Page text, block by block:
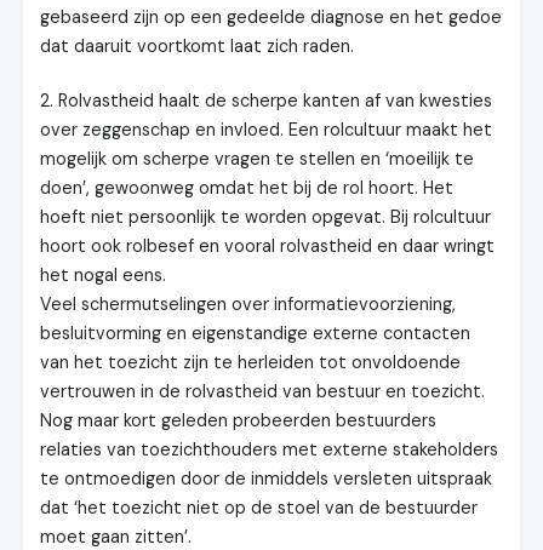
gebaseerd zijn op een gedeelde diagnose en het gedoe
dat daaruit voortkomt laat zich raden.
2. Rolvastheid haalt de scherpe kanten af van kwesties
over zeggenschap en invloed. Een rolcultuur maakt het
mogelijk om scherpe vragen te stellen en ‘moeilijk te
doen’, gewoonweg omdat het bij de rol hoort. Het
hoeft niet persoonlijk te worden opgevat. Bij rolcultuur
hoort ook rolbesef en vooral rolvastheid en daar wringt
het nogal eens.
Veel schermutselingen over informatievoorziening,
besluitvorming en eigenstandige externe contacten
van het toezicht zijn te herleiden tot onvoldoende
vertrouwen in de rolvastheid van bestuur en toezicht.
Nog maar kort geleden probeerden bestuurders
relaties van toezichthouders met externe stakeholders
te ontmoedigen door de inmiddels versleten uitspraak
dat ‘het toezicht niet op de stoel van de bestuurder
moet gaan zitten’.